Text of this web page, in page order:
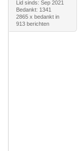
Lid sinds: Sep 2021
Bedankt: 1341
2865 x bedankt in
913 berichten